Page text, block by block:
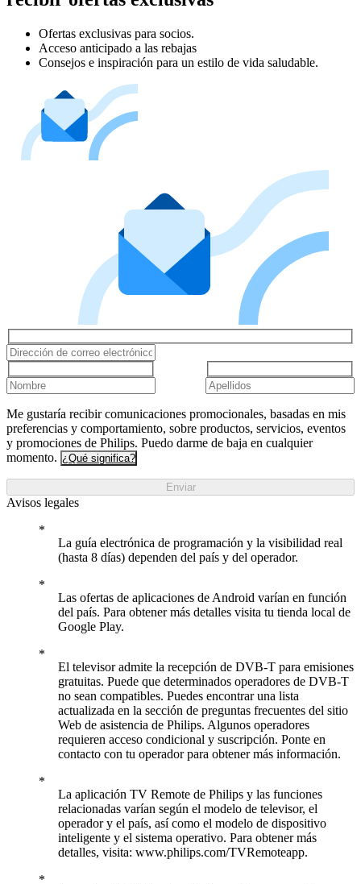
Ofertas exclusivas para socios.
Acceso anticipado a las rebajas
Consejos e inspiración para un estilo de vida saludable.
Me gustaría recibir comunicaciones promocionales, basadas en mis
preferencias y comportamiento, sobre productos, servicios, eventos
y promociones de Philips. Puedo darme de baja en cualquier
momento. ¿Qué significa?
Enviar
Avisos legales
La guía electrónica de programación y la visibilidad real
(hasta 8 días) dependen del país y del operador.
Las ofertas de aplicaciones de Android varían en función
del país. Para obtener más detalles visita tu tienda local de
Google Play.
El televisor admite la recepción de DVB-T para emisiones
gratuitas. Puede que determinados operadores de DVB-T
no sean compatibles. Puedes encontrar una lista
actualizada en la sección de preguntas frecuentes del sitio
Web de asistencia de Philips. Algunos operadores
requieren acceso condicional y suscripción. Ponte en
contacto con tu operador para obtener más información.
La aplicación TV Remote de Philips y las funciones
relacionadas varían según el modelo de televisor, el
operador y el país, así como el modelo de dispositivo
inteligente y el sistema operativo. Para obtener más
detalles, visita: www.philips.com/TVRemoteapp.